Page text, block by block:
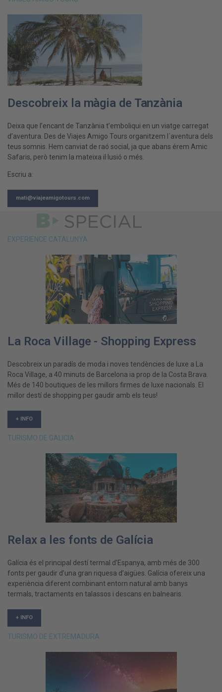
Descobreix la màgia de Tanzània
Deixa que l’encant de Tanzània t’emboliqui en un viatge carregat
d’aventura. Des de Viajes Amigo Tours organitzem l´aventura dels
teus somnis. Hem canviat de raó social, ja que abans érem Amic
Safaris, però tenim la mateixa il·lusió o més.
Escriu a:
mati@viajeamigotours.com
EXPERIENCE CATALUNYA
La Roca Village - Shopping Express
Descobreix un paradís de moda i noves tendències de luxe a La
Roca Village, a 40 minuts de Barcelona ia prop de la Costa Brava.
Més de 140 boutiques de les millors firmes de luxe nacionals. El
millor destí de shopping per gaudir amb els teus!
+ INFO
TURISMO DE GALICIA
Relax a les fonts de Galícia
Galícia és el principal destí termal d’Espanya, amb més de 300
fonts per gaudir d’una gran riquesa d’aigües. Galícia ofereix una
experiència diferent combinant entorn natural amb banys
termals, tractaments en talassos i descans en balnearis.
+ INFO
TURISMO DE EXTREMADURA